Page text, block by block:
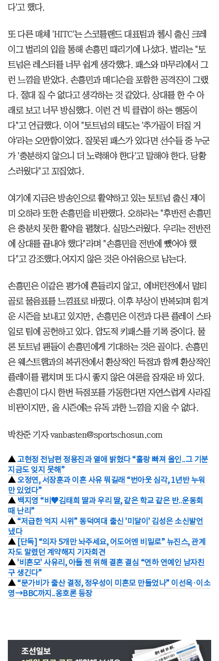
다'고 했다.
또 다른 매체 'HITC'는 스코틀랜드 대표팀과 첼시 출신 크레
이그 벌리의 입을 통해 손흥민 때리기에 나섰다. 벌리는 "토
트넘은 레스터를 너무 쉽게 생각했다. 패스와 마무리에서 그
런 느낌을 받았다. 손흥민과 매디슨을 포함한 공격진이 그랬
다. 절대 질 수 없다고 생각하는 것 같았다. 상대를 한 수 아
래로 보고 너무 방심했다. 이런 건 빅 클럽이 하는 행동이
다"고 언급했다. 이어 "토트넘의 태도는 '추가골이 터질 거
야'라는 오만함이었다. 잘못된 패스가 있다면 선수들 중 누군
가 '충분하지 않으니 더 노력해야 한다'고 말해야 한다. 당황
스러웠다"고 꼬집었다.
여기에 지금은 방송인으로 활약하고 있는 토트넘 출신 제이
미 오하라 또한 손흥민을 비판했다. 오하라는 "후반전 손흥민
은 충분치 못한 활약을 펼쳤다. 실망스러웠다. 우리는 전반전
에 상대를 끝내야 했다"라며 "손흥민을 전반에 뺐어야 했
다"고 강조했다.어지지 않은 것은 아쉬움으로 남는다.
손흥민은 이같은 평가에 흔들리지 않고, 에버턴전에서 멀티
골로 물음표를 느낌표로 바꿨다. 이후 부상이 반복되며 힘겨
운 시즌을 보내고 있지만, 손흥민은 이전과 다른 플레이 스타
일로 팀에 공헌하고 있다. 압도적 키패스를 기록 중이다. 물
론 토트넘 팬들이 손흥민에게 기대하는 것은 골이다. 손흥민
은 웨스트햄과의 복귀전에서 환상적인 득점과 함께 환상적인
플레이를 펼치며 또 다시 좋지 않은 여론을 잠재운 바 있다.
손흥민이 다시 한번 득점포를 가동한다면 자연스럽게 사라질
비판이지만, 올 시즌에는 유독 과한 느낌을 지울 수 없다.
박찬준 기자 vanbasten@sportschosun.com
▲고현정 전남편 정용진과 열애 밝혔다 “홀랑 빠져 올인..그 기분
지금도 잊지 못해”
▲오정연, 서장훈과 이혼 사유 뭐길래 “번아웃 심각, 1년반 누워
만 있었다”
▲백지영 “비♥김태희 딸과 우리 딸, 같은 학교 같은 반..운동회
때 난리”
▲“저급한 억지 시위” 동덕여대 출신 '미달이' 김성은 소신발언
냈다
▲ [단독] “의자 5개만 놔주세요, 어도어엔 비밀로” 뉴진스, 관계
자도 말렸던 계약해지 기자회견
▲'비혼모' 사유리, 아들 젠 위해 결혼 결심 “연하 연예인 남자친
구 생긴다”
▲“문가비가 출산 결정, 정우성이 미혼모 만들었나” 이선옥·이소
영→BBC까지..옹호론 등장